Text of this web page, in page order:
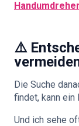
⚠️
Die Suche
findet, kann ein
Und ich sehe